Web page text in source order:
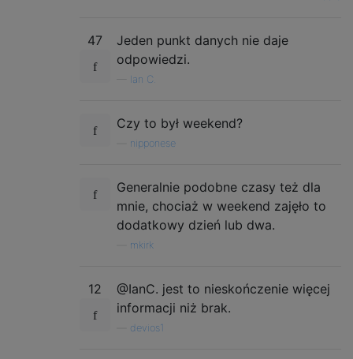
47
Jeden punkt danych nie daje
odpowiedzi.
Ian C.
Czy to był weekend?
nipponese
Generalnie podobne czasy też dla
mnie, chociaż w weekend zajęło to
dodatkowy dzień lub dwa.
mkirk
12
@IanC. jest to nieskończenie więcej
informacji niż brak.
devios1